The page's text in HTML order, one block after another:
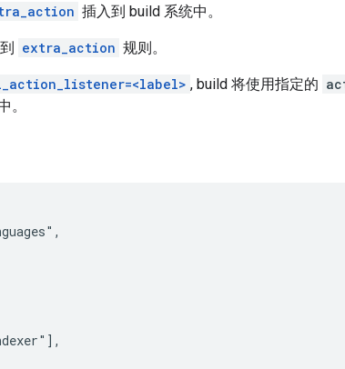
插入到 build 系统中。
extra_action 规则。
, build 将使用指定的
。